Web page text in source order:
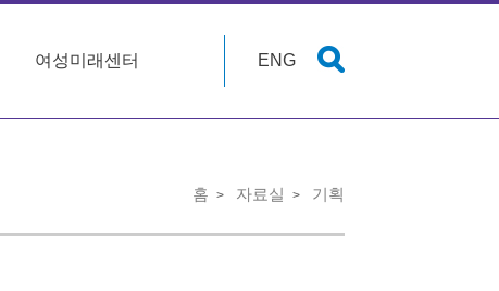
여성미래센터 ENG
홈 자료실 기획